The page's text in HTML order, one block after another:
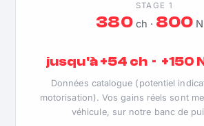
STAGE 1
380ch · 800
jusqu'à +54 ch · +150
Données catalogue (potentiel
motorisation). Vos gains réels sont
véhicule, sur notre banc de